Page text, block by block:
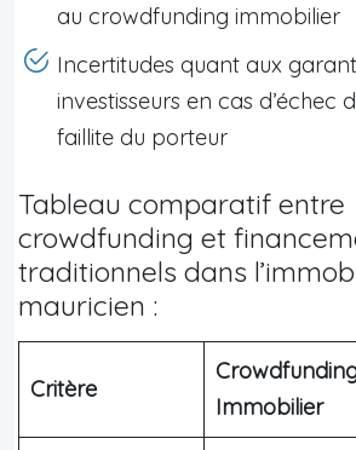
au crowdfunding immobilier
Incertitudes quant aux
investisseurs en cas d’échec
faillite du porteur
Tableau comparatif entre
crowdfunding et
traditionnels dans
mauricien :
Critère
Immobilier